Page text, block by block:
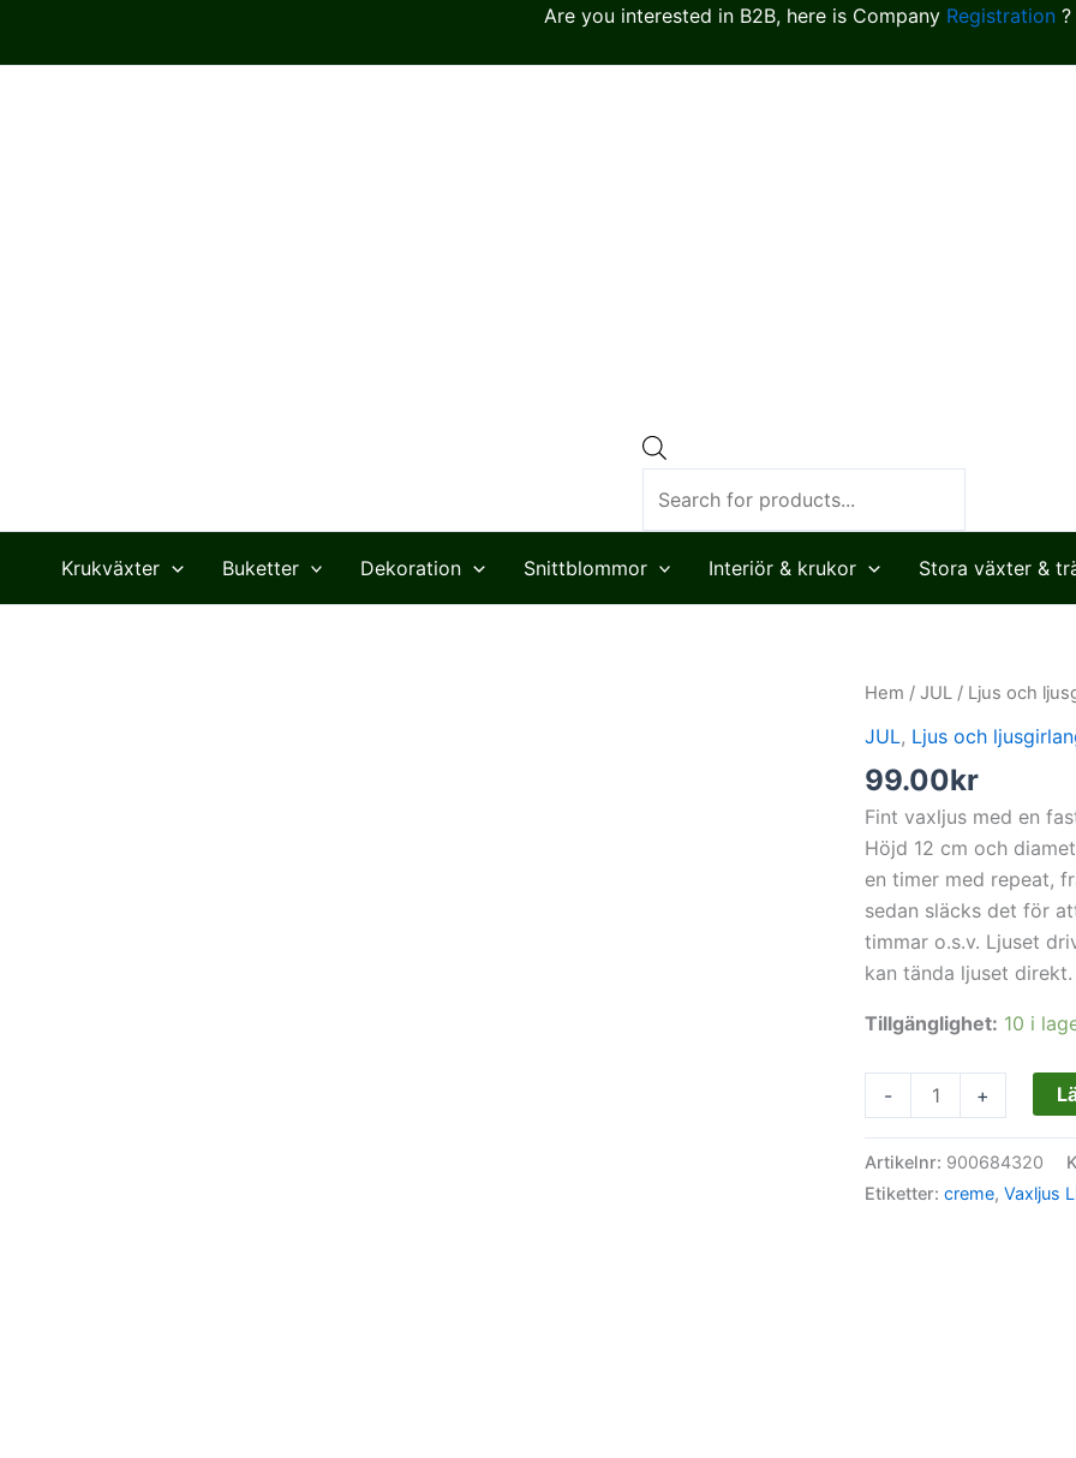
Are you interested in B2B, here is Company Registration?
Krukväxter Buketter Dekoration Snittblommor Interiör & krukor Stora växter &
Hem / JUL / Ljus och
JUL, Ljus och
99.00kr
Fint vaxljus med en
Höjd 12 cm och
en timer med repeat,
sedan släcks det för
timmar o.s.v. Ljuset
kan tända ljuset direkt.
Tillgänglighet: 10 i
-
Vaxljus
med
timer,
creme,
12cm
mängd
+
Artikelnr: 900684320
Etiketter: creme, Vaxljus